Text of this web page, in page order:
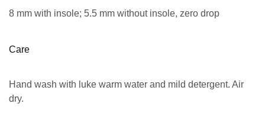
8 mm with insole; 5.5 mm without insole, zero drop
Care
Hand wash with luke warm water and mild detergent. Air
dry.